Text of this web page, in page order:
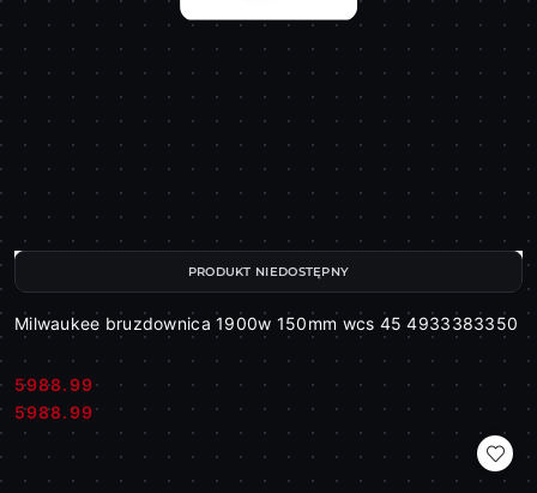
Milwaukee bruzdownica 1900w 150mm wcs 45 4933383350
Cena:
5988.99
Cena:
5988.99
PRODUKT NIEDOSTĘPNY